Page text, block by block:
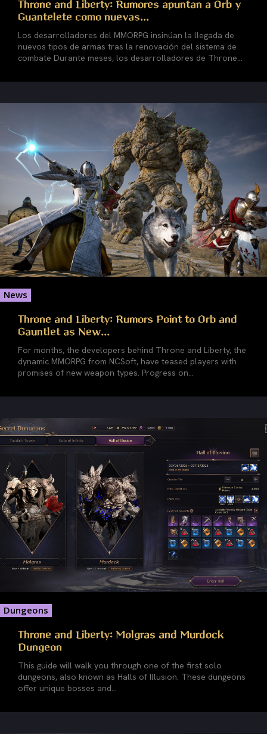
Throne and Liberty: Rumores apuntan a Orb y
Guantelete como nuevas...
Los desarrolladores del MMORPG insinúan la llegada de
nuevos tipos de armas tras la renovación del sistema de
combate Durante meses, los desarrolladores de Throne...
News
Throne and Liberty: Rumors Point to Orb and
Gauntlet as New...
For months, the developers behind Throne and Liberty, the
dynamic MMORPG from NCSoft, have teased players with
promises of new weapon types. Progress on...
Dungeons
Throne and Liberty: Molgras and Murdock
Dungeon
This guide will walk you through one of the first solo
dungeons, also known as Halls of Illusion. These dungeons
offer unique bosses and...